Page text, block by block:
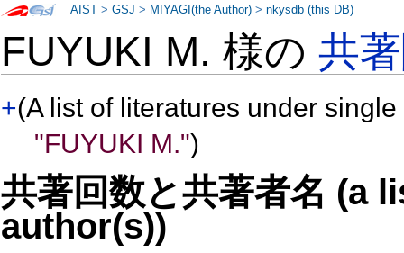
FUYUKI M. 様の共
+(A list of literatures under
"FUYUKI M.")
共著回数と共著者名 (a
author(s))
AIST >GSJ > MIYAGI(the Author) >nkysdb (this DB)